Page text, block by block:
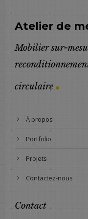
Atelier de
Mobilier sur-
circulaire .
À propos
Portfolio
Projets
Contactez-nous
Contact